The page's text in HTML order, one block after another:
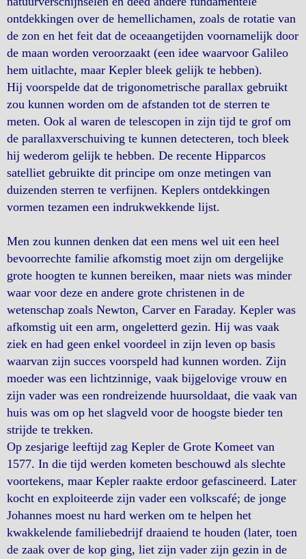
ontdekkingen over de hemellichamen, zoals de rotatie van
de zon en het feit dat de oceaangetijden voornamelijk door
de maan worden veroorzaakt (een idee waarvoor Galileo
hem uitlachte, maar Kepler bleek gelijk te hebben).
Hij voorspelde dat de trigonometrische parallax gebruikt
zou kunnen worden om de afstanden tot de sterren te
meten. Ook al waren de telescopen in zijn tijd te grof om
de parallaxverschuiving te kunnen detecteren, toch bleek
hij wederom gelijk te hebben. De recente Hipparcos
satelliet gebruikte dit principe om onze metingen van
duizenden sterren te verfijnen. Keplers ontdekkingen
vormen tezamen een indrukwekkende lijst.
Men zou kunnen denken dat een mens wel uit een heel
bevoorrechte familie afkomstig moet zijn om dergelijke
grote hoogten te kunnen bereiken, maar niets was minder
waar voor deze en andere grote christenen in de
wetenschap zoals Newton, Carver en Faraday. Kepler was
afkomstig uit een arm, ongeletterd gezin. Hij was vaak
ziek en had geen enkel voordeel in zijn leven op basis
waarvan zijn succes voorspeld had kunnen worden. Zijn
moeder was een lichtzinnige, vaak bijgelovige vrouw en
zijn vader was een rondreizende huursoldaat, die vaak van
huis was om op het slagveld voor de hoogste bieder ten
strijde te trekken.
Op zesjarige leeftijd zag Kepler de Grote Komeet van
1577. In die tijd werden kometen beschouwd als slechte
voortekens, maar Kepler raakte erdoor gefascineerd. Later
kocht en exploiteerde zijn vader een volkscafé; de jonge
Johannes moest nu hard werken om te helpen het
kwakkelende familiebedrijf draaiend te houden (later, toen
de zaak over de kop ging, liet zijn vader zijn gezin in de